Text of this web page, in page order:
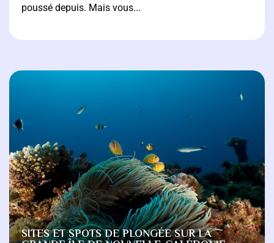
poussé depuis. Mais vous...
SITES ET SPOTS DE PLONGÉE SUR LA